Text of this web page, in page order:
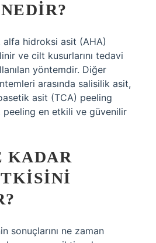
hidroksi asit (AHA)
ve cilt kusurlarını tedavi
yöntemdir. Diğer
arasında salisilik asit,
asit (TCA) peeling
peeling en etkili ve güvenilir
KADAR
sonuçlarını ne zaman